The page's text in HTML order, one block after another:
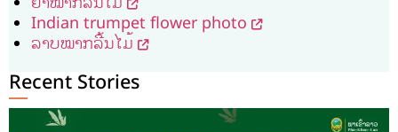
Indian trumpet flower photo
ລາບໝາກລີ້ນໄມ້
Recent Stories